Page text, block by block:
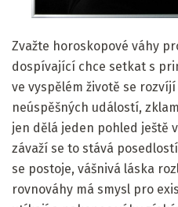
Zvažte horoskopové váhy
dospívající chce setkat s
ve vyspělém životě se
neúspěšných událostí,
jen dělá jeden pohled ještě
závaží se to stává
se postoje, vášnivá láska
rovnováhy má smysl pro